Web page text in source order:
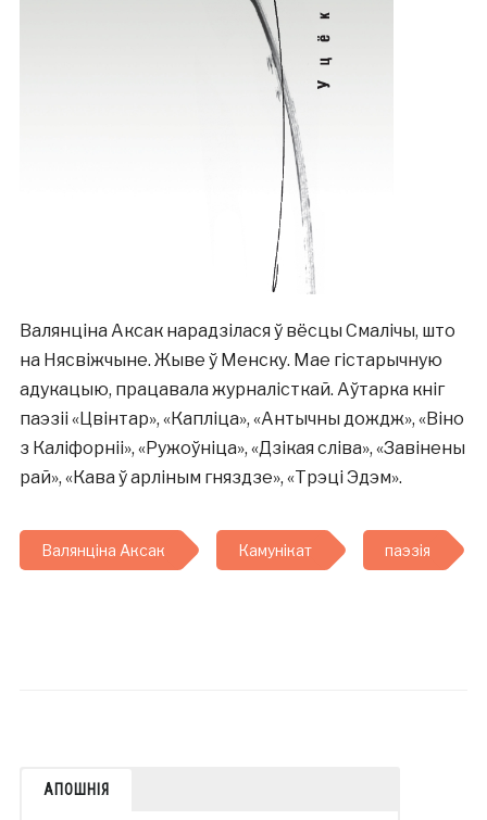
Валянціна Аксак нарадзілася ў вёсцы Смалічы, што
на Нясвіжчыне. Жыве ў Менску. Мае гістарычную
адукацыю, працавала журналісткай. Аўтарка кніг
паэзіі «Цвінтар», «Капліца», «Антычны дождж», «Віно
з Каліфорніі», «Ружоўніца», «Дзікая сліва», «Завінены
рай», «Кава ў арліным гняздзе», «Трэці Эдэм».
Валянціна Аксак Камунікат паэзія
АПОШНІЯ